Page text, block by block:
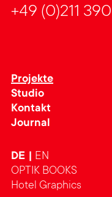
+49 (0)211
Projekte
Studio
Kontakt
Journal
DE
EN
OPTIK BOOKS
Hotel Graphics